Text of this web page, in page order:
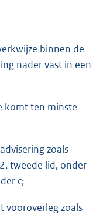
binnen de
nader vast in een
komt ten minste
zoals
tweede lid, onder
c;
vooroverleg zoals